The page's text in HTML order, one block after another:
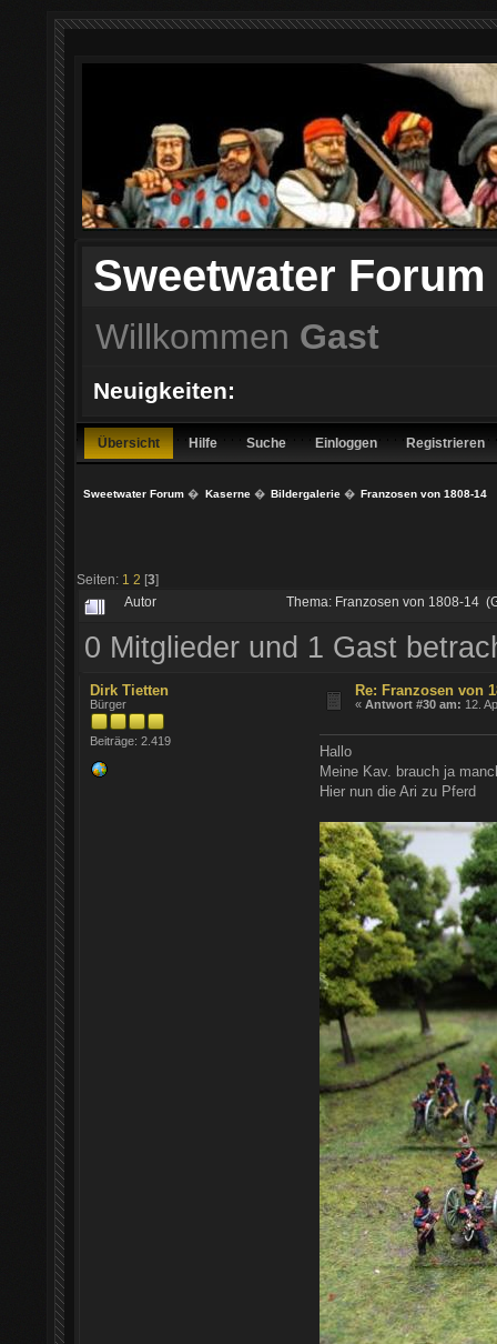
Sweetwater Forum
Willkommen Gast
Neuigkeiten:
Übersicht Hilfe Suche Einloggen Registrieren
Sweetwater Forum � Kaserne� Bildergalerie� Franzosen von 1808-14
Seiten: 1 2 [3]
Autor Thema: Franzosen von 1808-14
0 Mitglieder und 1 Gast
Dirk Tietten
Bürger
Beiträge: 2.419
Re: Franzosen von
«Antwort #30 am: 12.
Hallo
Meine Kav. brauch ja
Hier nun die Ari zu Pferd